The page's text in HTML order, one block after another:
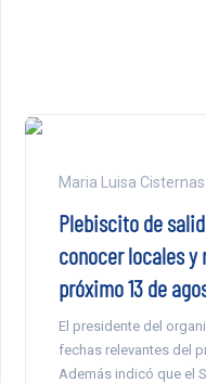
Maria Luisa Cisternas
Plebiscito de
conocer locales y
próximo 13 de
El presidente del
fechas relevantes del
Además indicó que el